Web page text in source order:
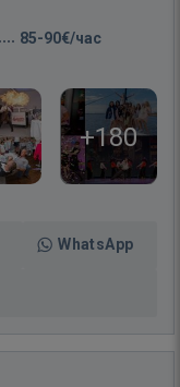
85-90€/час
+180
WhatsApp